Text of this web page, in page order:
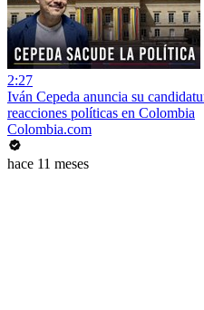
2:27
Iván Cepeda anuncia su
reacciones políticas en Colombia
Colombia.com
hace 11 meses